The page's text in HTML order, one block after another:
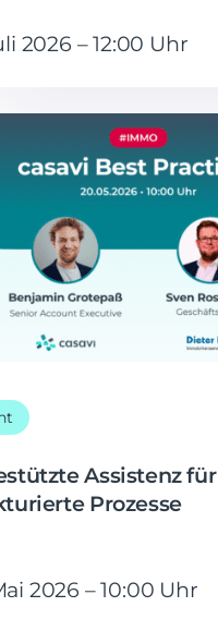
2026 – 12:00 Uhr
Assistenz für
Prozesse
2026 – 10:00 Uhr